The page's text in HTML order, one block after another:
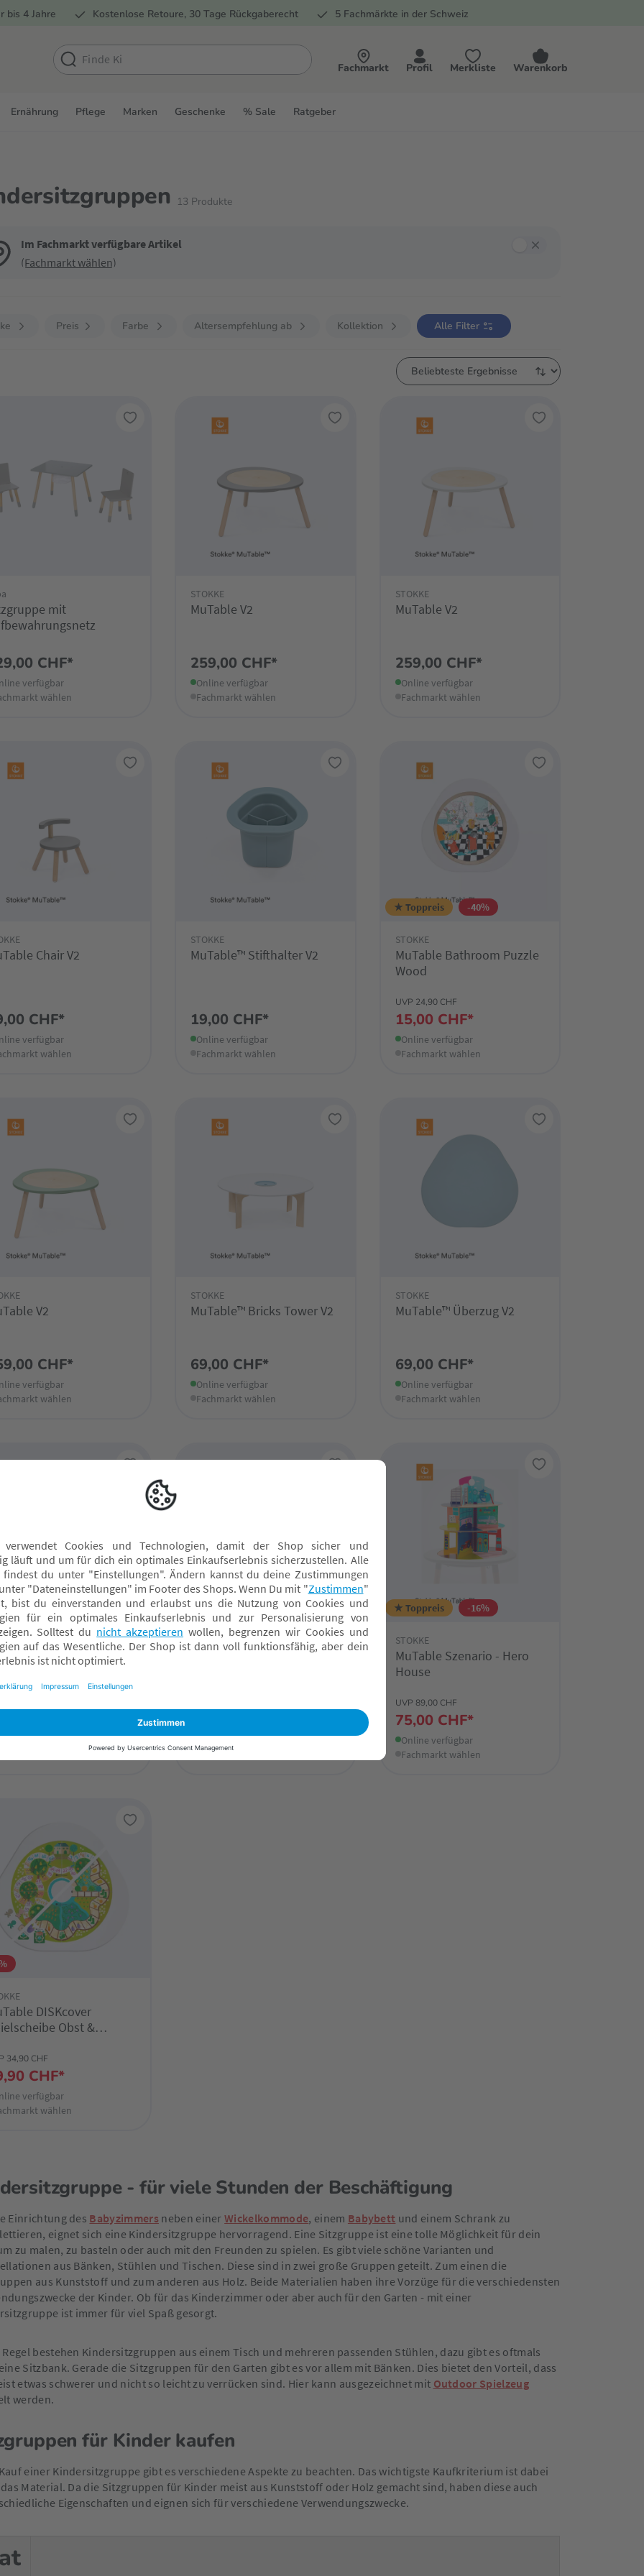
bis 4 Jahre Kostenlose Retoure, 30 Tage Rückgaberecht 5 Fachmärkte in der Schweiz
Fachmarkt Profil Merkliste Warenkorb
Ernährung Pflege Marken Geschenke % Sale Ratgeber
13 Produkte
Im Fachmarkt verfügbare Artikel
(Fachmarkt wählen)
die Filter, um die Produktliste nach deinen Wünschen einzugrenzen. Du kannst mit der Tab-Taste zwischen den Filtern navigieren und mit Enter
Preis Farbe Altersempfehlung ab Kollektion Alle Filter
mit
CHF*
verfügbar
wählen
STOKKE
MuTable V2
259,00 CHF*
Online verfügbar
Fachmarkt wählen
STOKKE
MuTable V2
259,00 CHF*
Online verfügbar
Fachmarkt wählen
Chair V2
CHF*
verfügbar
wählen
STOKKE
MuTable™ Stifthalter V2
19,00 CHF*
Online verfügbar
Fachmarkt wählen
★ Toppreis -40%
STOKKE
MuTable Bathroom Puzzle
Wood
UVP 24,90 CHF
15,00 CHF*
Online verfügbar
Fachmarkt wählen
V2
CHF*
verfügbar
wählen
STOKKE
MuTable™ Bricks Tower V2
69,00 CHF*
Online verfügbar
Fachmarkt wählen
STOKKE
MuTable™ Überzug V2
69,00 CHF*
Online verfügbar
Fachmarkt wählen
Spielzeugbeutel
verfügbar
STOKKE
MuTable™ Spielzeugbeutel
Online verfügbar
Fachmarkt wählen
★ Toppreis -16%
STOKKE
MuTable Szenario - Hero
House
UVP 89,00 CHF
75,00 CHF*
Online verfügbar
Fachmarkt wählen
DISKcover
Obst &
34,90 CHF
CHF*
verfügbar
wählen
- für viele Stunden der Beschäftigung
Einrichtung des Babyzimmers neben einerWickelkommode, einem Babybett und einem Schrank zu
eignet sich eine Kindersitzgruppe hervorragend. Eine Sitzgruppe ist eine tolle Möglichkeit für dein
zu malen, zu basteln oder auch mit den Freunden zu spielen. Es gibt viele schöne Varianten und
aus Bänken, Stühlen und Tischen. Diese sind in zwei große Gruppen geteilt. Zum einen die
aus Kunststoff und zum anderen aus Holz. Beide Materialien haben ihre Vorzüge für die verschiedensten
der Kinder. Ob für das Kinderzimmer oder aber auch für den Garten - mit einer
ist immer für viel Spaß gesorgt.
Regel bestehen Kindersitzgruppen aus einem Tisch und mehreren passenden Stühlen, dazu gibt es oftmals
Sitzbank. Gerade die Sitzgruppen für den Garten gibt es vor allem mit Bänken. Dies bietet den Vorteil, dass
etwas schwerer und nicht so leicht zu verrücken sind. Hier kann ausgezeichnet mit Outdoor Spielzeug
werden.
für Kinder kaufen
einer Kindersitzgruppe gibt es verschiedene Aspekte zu beachten. Das wichtigste Kaufkriterium ist dabei
Material. Da die Sitzgruppen für Kinder meist aus Kunststoff oder Holz gemacht sind, haben diese auch
Eigenschaften und eignen sich für verschiedene Verwendungszwecke.